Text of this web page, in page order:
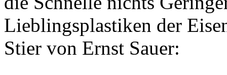
Lieblingsplastiken der
Stier von Ernst Sauer: